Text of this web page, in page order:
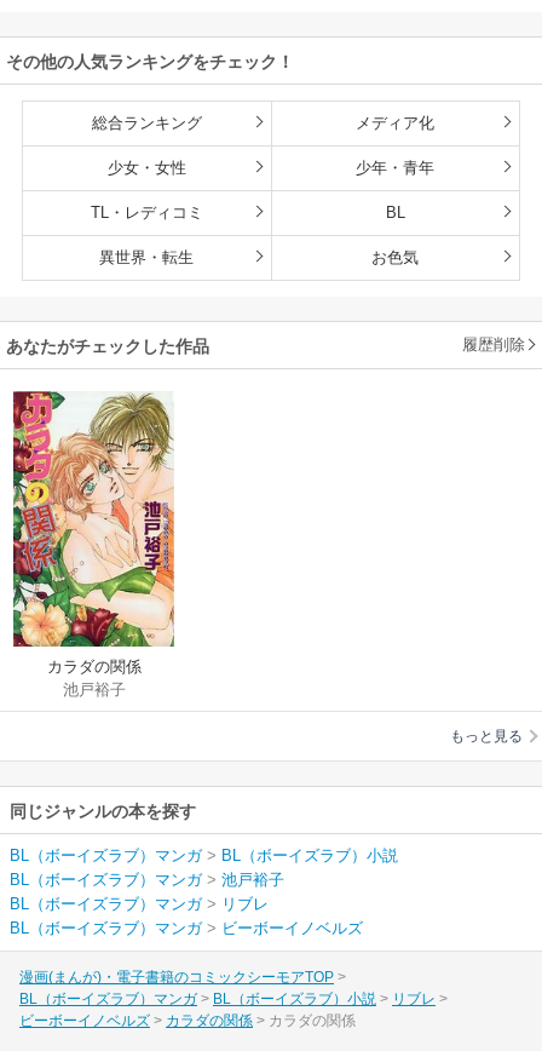
さい、辺境伯さま
その他の人気ランキングをチェック！
総合ランキング メディア化
少女・女性 少年・青年
TL・レディコミ BL
異世界・転生 お色気
あなたがチェックした作品 履歴削除
カラダの関係
池戸裕子
もっと見る
同じジャンルの本を探す
BL（ボーイズラブ）マンガ> BL（ボーイズラブ）小説
BL（ボーイズラブ）マンガ> 池戸裕子
BL（ボーイズラブ）マンガ> リブレ
BL（ボーイズラブ）マンガ> ビーボーイノベルズ
漫画(まんが)・電子書籍のコミックシーモアTOP
BL（ボーイズラブ）マンガ
BL（ボーイズラブ）小説
リブレ
ビーボーイノベルズ
カラダの関係 カラダの関係